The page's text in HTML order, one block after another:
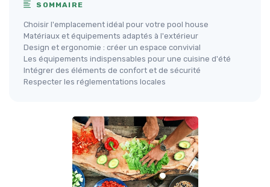
SOMMAIRE
Choisir l'emplacement idéal pour votre pool house
Matériaux et équipements adaptés à l'extérieur
Design et ergonomie : créer un espace convivial
Les équipements indispensables pour une cuisine d'été
Intégrer des éléments de confort et de sécurité
Respecter les réglementations locales